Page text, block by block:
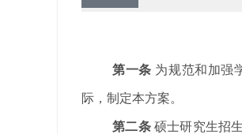
第一条 为规范和加强
际，制定本方案。
第二条硕士研究生招